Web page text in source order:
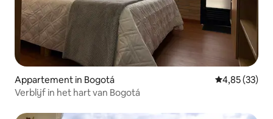
Appartement in Bogotá Gemiddelde
4,85 (33)
Verblijf in het hart van Bogotá